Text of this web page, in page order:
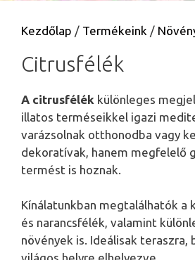
Kezdőlap / Termékeink /
Citrusfélék
A citrusfélék különleges
illatos terméseikkel igazi
varázsolnak otthonodba vagy
dekoratívak, hanem megfelelő
termést is hoznak.
Kínálatunkban megtalálhatók a
és narancsfélék, valamint
növények is. Ideálisak teraszra,